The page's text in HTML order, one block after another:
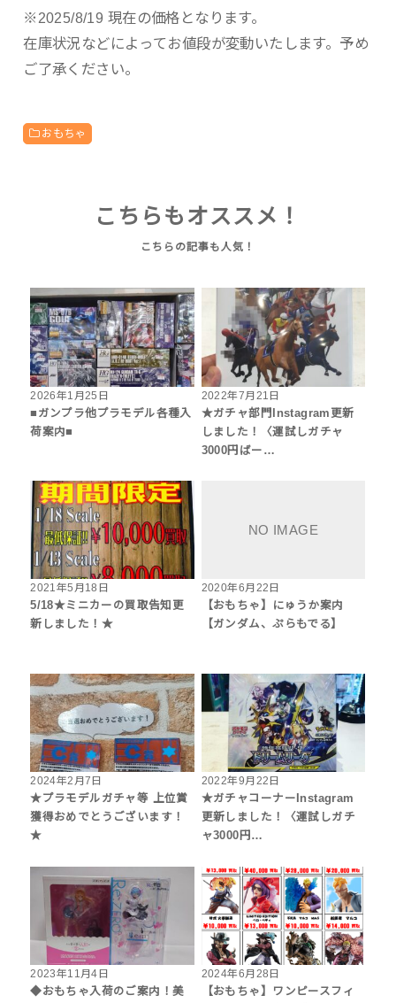
※2025/8/19 現在の価格となります。
在庫状況などによってお値段が変動いたします。予め
ご了承ください。
おもちゃ
こちらもオススメ！
2026年1月25日
■ガンプラ他プラモデル各種入
荷案内■
2022年7月21日
★ガチャ部門Instagram更新
しました！〈運試しガチャ
3000円ばー…
2021年5月18日
5/18★ミニカーの買取告知更
新しました！★
2020年6月22日
【おもちゃ】にゅうか案内
【ガンダム、ぷらもでる】
2024年2月7日
★プラモデルガチャ等 上位賞
獲得おめでとうございます！
★
2022年9月22日
★ガチャコーナーInstagram
更新しました！〈運試しガチ
ャ3000円…
2023年11月4日
◆おもちゃ入荷のご案内！美
2024年6月28日
【おもちゃ】ワンピースフィ